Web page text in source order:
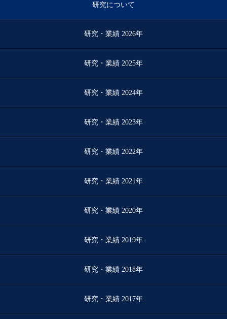
研究について
研究・業績 2026年
研究・業績 2025年
研究・業績 2024年
研究・業績 2023年
研究・業績 2022年
研究・業績 2021年
研究・業績 2020年
研究・業績 2019年
研究・業績 2018年
研究・業績 2017年